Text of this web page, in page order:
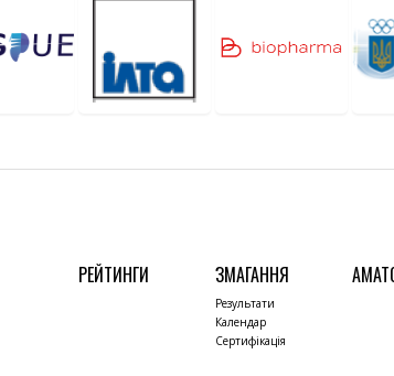
РЕЙТИНГИ ЗМАГАННЯ
Результати
Календар
Сертифікація